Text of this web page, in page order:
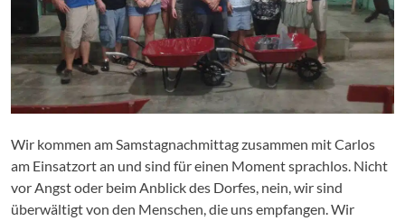
Wir kommen am Samstagnachmittag zusammen mit Carlos
am Einsatzort an und sind für einen Moment sprachlos. Nicht
vor Angst oder beim Anblick des Dorfes, nein, wir sind
überwältigt von den Menschen, die uns empfangen. Wir